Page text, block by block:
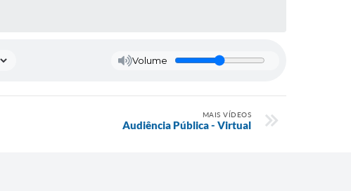
Volume
MAIS VÍDEOS
Audiência Pública - Virtual